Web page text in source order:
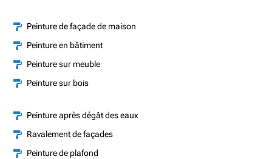
 Peinture de façade de maison
 Peinture en bâtiment
 Peinture sur meuble
 Peinture sur bois
 Peinture après dégât des eaux
 Ravalement de façades
 Peinture de plafond